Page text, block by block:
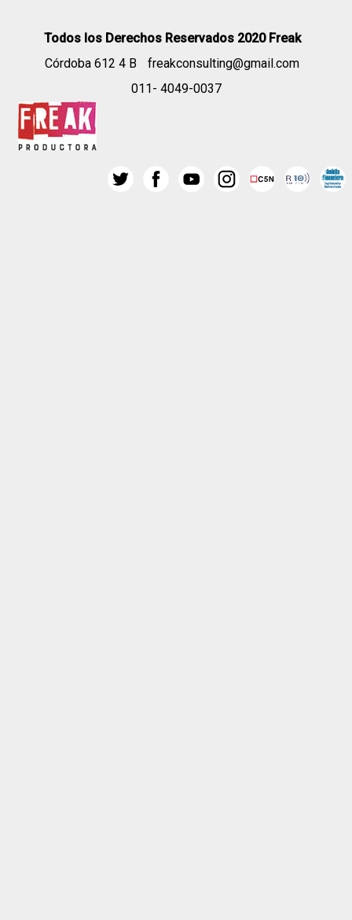
Todos los Derechos Reservados 2020 Freak
Córdoba 612 4 B
freakconsulting@gmail.com
011- 4049-0037